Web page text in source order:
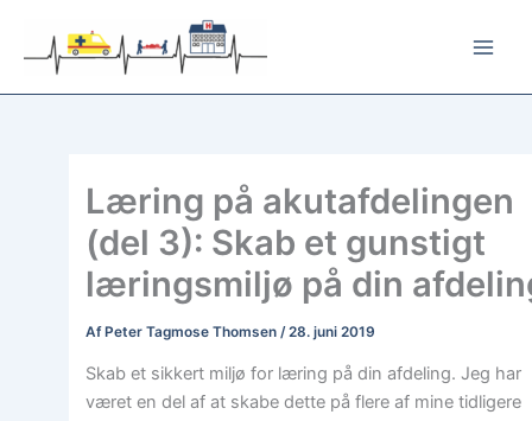
indholdet
Læring på akutafdelingen
(del 3): Skab et gunstigt
læringsmiljø på din
AfPeter Tagmose Thomsen/28. juni 2019
Skab et sikkert miljø for læring på din afdeling. Jeg har
været en del af at skabe dette på flere af mine tidligere